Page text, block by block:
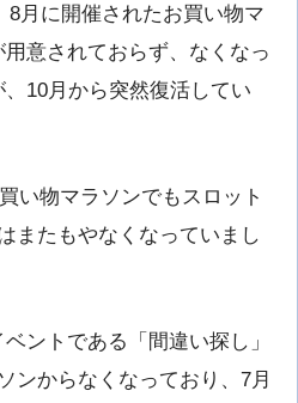
8月に開催されたお買い物マ
意されておらず、なくなっ
10月から突然復活してい
い物マラソンでもスロット
またもやなくなっていまし
ントである「間違い探し」
ンからなくなっており、7月